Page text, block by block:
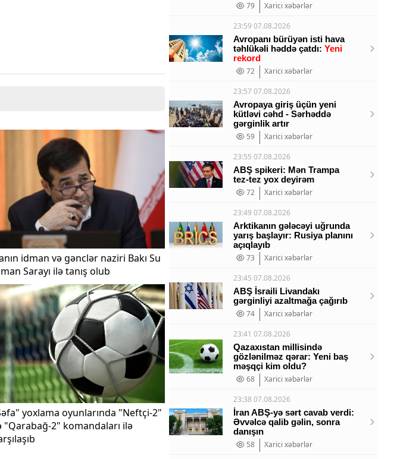
idman və gənclər naziri Bakı Su
Sarayı ilə tanış olub
yoxlama oyunlarında "Neftçi-2"
"Qarabağ-2" komandaları ilə
79
Xarici xəbərlər
23:59 07.08.2026
Avropanı bürüyən isti hava
təhlükəli həddə çatdı: Yeni
rekord
72
Xarici xəbərlər
23:57 07.08.2026
Avropaya giriş üçün yeni
kütləvi cəhd - Sərhəddə
gərginlik artır
59
Xarici xəbərlər
23:55 07.08.2026
ABŞ spikeri: Mən Trampa
tez-tez yox deyirəm
72
Xarici xəbərlər
23:49 07.08.2026
Arktikanın gələcəyi uğrunda
yarış başlayır: Rusiya planını
açıqlayıb
73
Xarici xəbərlər
23:45 07.08.2026
ABŞ İsraili Livandakı
gərginliyi azaltmağa çağırıb
74
Xarici xəbərlər
23:41 07.08.2026
Qazaxıstan millisində
gözlənilməz qərar: Yeni baş
məşqçi kim oldu?
68
Xarici xəbərlər
23:38 07.08.2026
İran ABŞ-yə sərt cavab verdi:
Əvvəlcə qalib gəlin, sonra
danışın
58
Xarici xəbərlər